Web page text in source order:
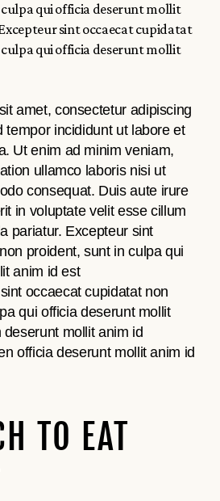
qui officia deserunt mollit
sint occaecat cupidatat
qui officia deserunt mollit
amet, consectetur adipiscing
tempor incididunt ut labore et
Ut enim ad minim veniam,
ullamco laboris nisi ut
consequat. Duis aute irure
in voluptate velit esse cillum
pariatur. Excepteur sint
proident, sunt in culpa qui
anim id est
occaecat cupidatat non
qui officia deserunt mollit
mollit anim id
officia deserunt mollit anim id
TO EAT